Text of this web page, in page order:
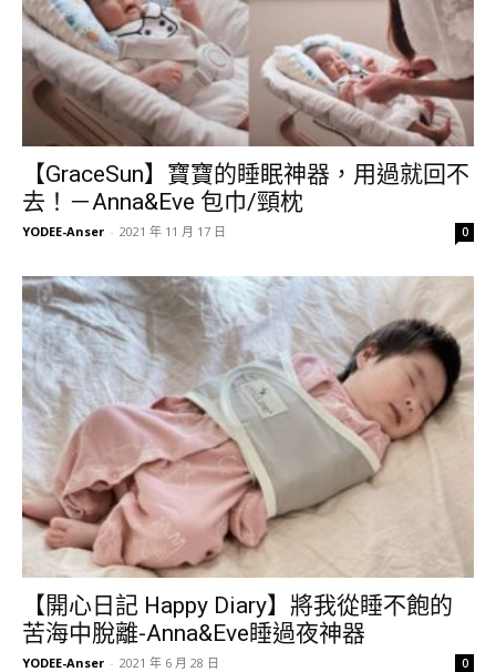
【GraceSun】寶寶的睡眠神器，用過就回不
去！－Anna&Eve 包巾/頸枕
YODEE-Anser - 2021 年 11 月 17 日 0
【開心日記 Happy Diary】將我從睡不飽的
苦海中脫離-Anna&Eve睡過夜神器
YODEE-Anser - 2021 年 6 月 28 日 0